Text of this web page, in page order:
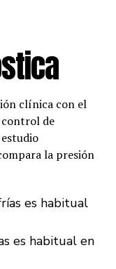
clínica con el
control de
la presión
es habitual en